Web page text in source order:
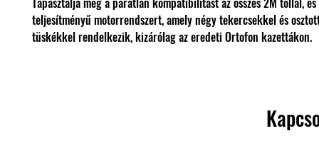
teljesítményű motorrendszert, amely négy tekercsekkel és
tüskékkel rendelkezik, kizárólag az eredeti Ortofon kazettákon.